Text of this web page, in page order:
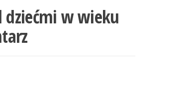
dziećmi w wieku